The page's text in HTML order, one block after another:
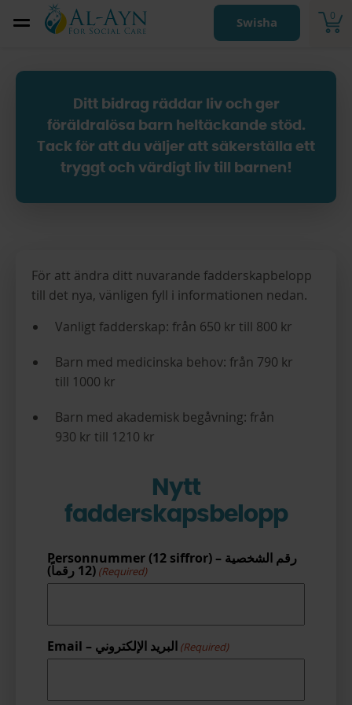
0
Swisha
Ditt bidrag räddar liv och ger
föräldralösa barn heltäckande stöd.
Tack för att du väljer att säkerställa ett
tryggt och värdigt liv till barnen!
För att ändra ditt nuvarande fadderskapbelopp
till det nya, vänligen fyll i informationen nedan.
Vanligt fadderskap: från 650 kr till 800 kr
Barn med medicinska behov: från 790 kr
till 1000 kr
Barn med akademisk begåvning: från
930 kr till 1210 kr
Nytt
fadderskapsbelopp
Personnummer (12 siffror) – رقم الشخصية
(12 رقماً) (Required)
Email – البريد الإلكتروني (Required)